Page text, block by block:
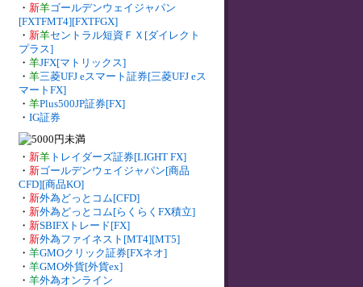
・ 新羊ゴールデンウェイジャパン
[FXTFMT4][FXTFGX]
・ 新羊セントラル短資ＦＸ[ダイレクト
プラス]
・ 羊JFX[マトリックス]
・ 羊三菱UFJ eスマート証券[三菱UFJ eス
マートFX]
・ 羊Plus500JP証券[FX]
・ IG証券
・ 新羊 トレイダーズ証券[LIGHT FX]
・ 新ゴールデンウェイジャパン[商品
CFD][商品KO]
・ 新外為どっとコム[CFD]
・ 新外為どっとコム[らくらくFX積立]
・ 新SBIFXトレード[FX]
・ 新外為ファイネスト[MT4][MT5]
・ 羊GMOクリック証券[FXネオ]
・ 羊GMO外貨[外貨ex]
・ 羊外為オンライン